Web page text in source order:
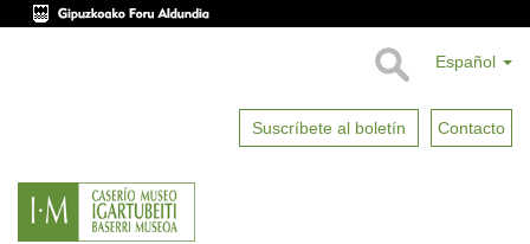
Español
Suscríbete al boletín Contacto